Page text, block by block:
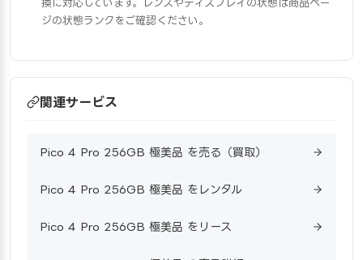
換に対応しています。レンズやディスプレイの状態は商品ペー
ジの状態ランクをご確認ください。
関連サービス
Pico 4 Pro 256GB 極美品 を売る（買取）
Pico 4 Pro 256GB 極美品 をレンタル
Pico 4 Pro 256GB 極美品 をリース